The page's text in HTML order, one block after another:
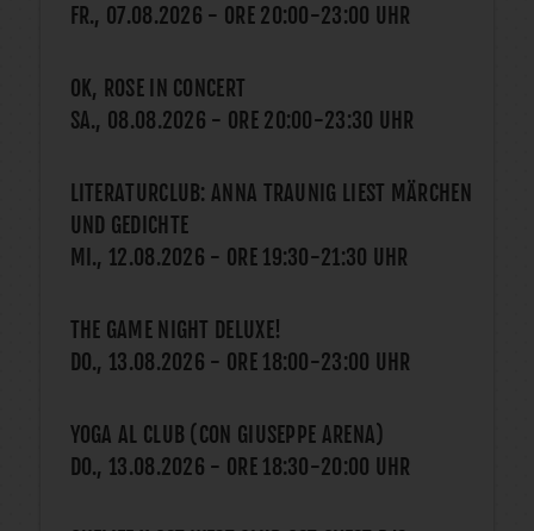
FR., 07.08.2026 - ORE 20:00-23:00 UHR
OK, ROSE IN CONCERT
SA., 08.08.2026 - ORE 20:00-23:30 UHR
LITERATURCLUB: ANNA TRAUNIG LIEST MÄRCHEN
UND GEDICHTE
MI., 12.08.2026 - ORE 19:30-21:30 UHR
THE GAME NIGHT DELUXE!
DO., 13.08.2026 - ORE 18:00-23:00 UHR
YOGA AL CLUB (CON GIUSEPPE ARENA)
DO., 13.08.2026 - ORE 18:30-20:00 UHR